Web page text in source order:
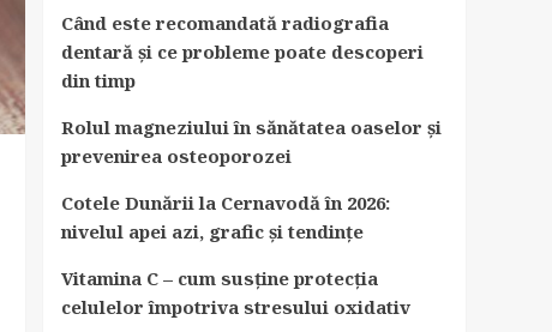
Când este recomandată radiografia
dentară și ce probleme poate descoperi
din timp
Rolul magneziului în sănătatea oaselor și
prevenirea osteoporozei
Cotele Dunării la Cernavodă în 2026:
nivelul apei azi, grafic și tendințe
Vitamina C – cum susține protecția
celulelor împotriva stresului oxidativ